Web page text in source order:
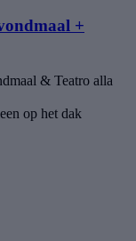
+
& Teatro alla
op het dak